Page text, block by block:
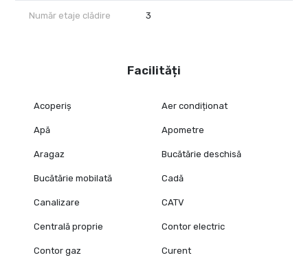
Număr etaje clădire 3
Facilități
Acoperiș Aer condiționat
Apă Apometre
Aragaz Bucătărie deschisă
Bucătărie mobilată Cadă
Canalizare CATV
Centrală proprie Contor electric
Contor gaz Curent